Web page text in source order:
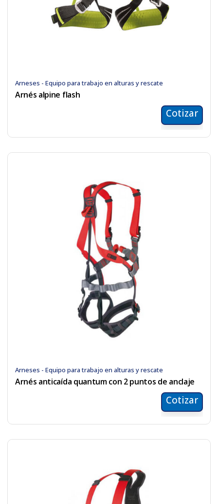
Arneses - Equipo para trabajo en alturas y rescate
Arnés alpine flash
Cotizar
Arneses - Equipo para trabajo en alturas y rescate
Arnés anticaída quantum con 2 puntos de anclaje
Cotizar